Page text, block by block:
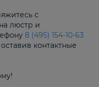
с
люстр и
8 (495) 154-10-63
контактные